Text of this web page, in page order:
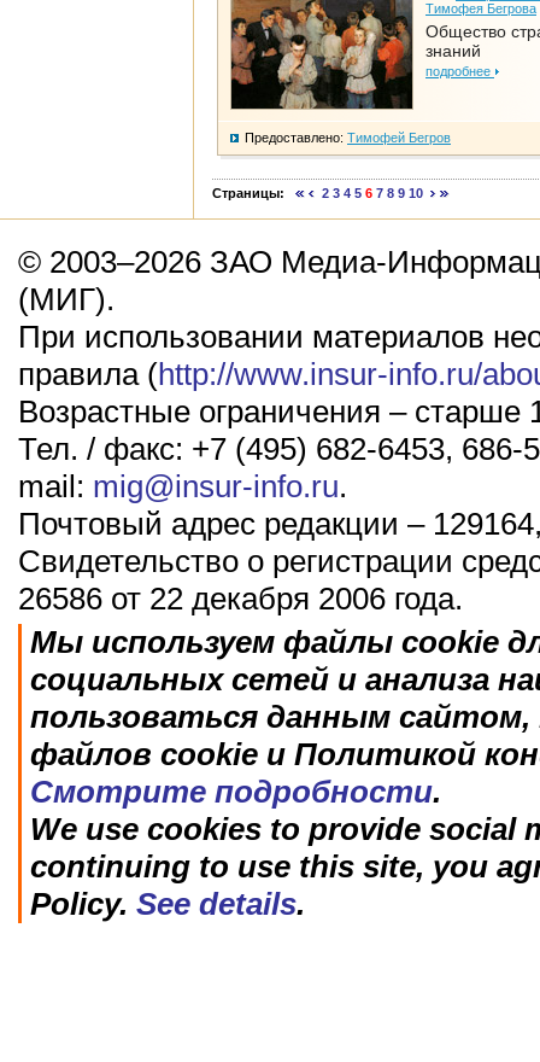
Тимофея Бегрова
Общество
знаний
подробнее
Предоставлено: Тимофей Бегров
Страницы: 2 3 4 5 6 7 8 9 10
© 2003–2026 ЗАО Медиа-
(МИГ).
При использовании материалов
правила (http://www.insur-info.ru/
Возрастные ограничения – старше
Тел. / факс: +7 (495) 682-6453, 686-
mail: mig@insur-info.ru.
Почтовый адрес редакции –
Свидетельство о регистрации
26586 от 22 декабря 2006 года.
Мы используем файлы cookie
социальных сетей и анализа
пользоваться данным
файлов cookie и Политикой
Смотрите подробности.
We use cookies to provide social
continuing to use this site, you
Policy. See details.